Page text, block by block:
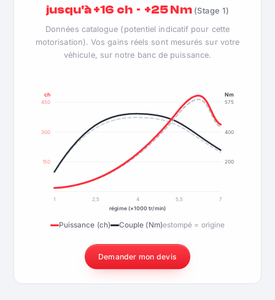
jusqu'à +16 ch · +25 Nm (Stage 1)
Données catalogue (potentiel indicatif pour cette
motorisation). Vos gains réels sont mesurés sur votre
véhicule, sur notre banc de puissance.
150
300
450
200
400
575
ch Nm
1 2,5 4 5,5
7
régime (×1000 tr/min)
Puissance (ch) Couple (Nm)estompé = origine
Demander mon devis